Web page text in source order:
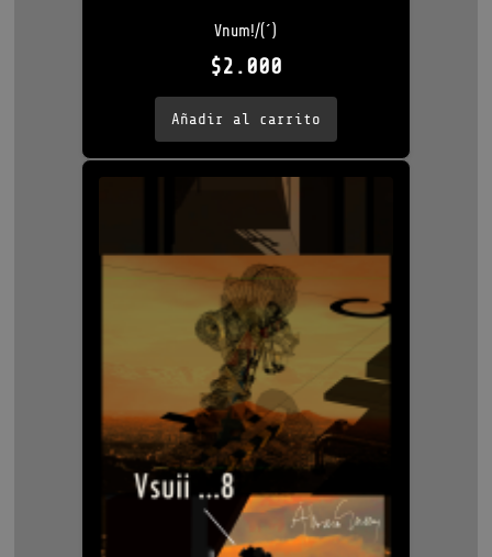
Vnum!/(´)
$2.000
Añadir al carrito